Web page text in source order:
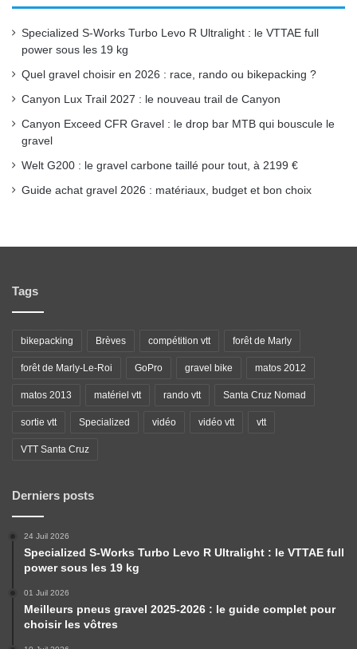
o
k
e
r
m
Specialized S-Works Turbo Levo R Ultralight : le VTTAE full
power sous les 19 kg
Quel gravel choisir en 2026 : race, rando ou bikepacking ?
Canyon Lux Trail 2027 : le nouveau trail de Canyon
Canyon Exceed CFR Gravel : le drop bar MTB qui bouscule le
gravel
Welt G200 : le gravel carbone taillé pour tout, à 2199 €
Guide achat gravel 2026 : matériaux, budget et bon choix
Tags
bikepacking Brèves compétition vtt forêt de Marly
forêt de Marly-Le-Roi GoPro gravel bike matos 2012
matos 2013 matériel vtt rando vtt Santa Cruz Nomad
sortie vtt Specialized vidéo vidéo vtt vtt
VTT Santa Cruz
Derniers posts
24 Juil 2026
Specialized S-Works Turbo Levo R Ultralight : le VTTAE full
power sous les 19 kg
01 Juil 2026
Meilleurs pneus gravel 2025-2026 : le guide complet pour
choisir les vôtres